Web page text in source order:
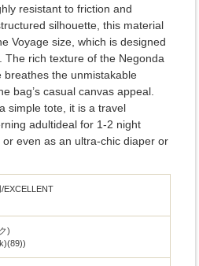
resistant to friction and
silhouette, this material
Voyage size, which is designed
The rich texture of the Negonda
breathes the unmistakable
bag’s casual canvas appeal.
simple tote, it is a travel
adultideal for 1-2 night
even as an ultra-chic diaper or
EXCELLENT
)